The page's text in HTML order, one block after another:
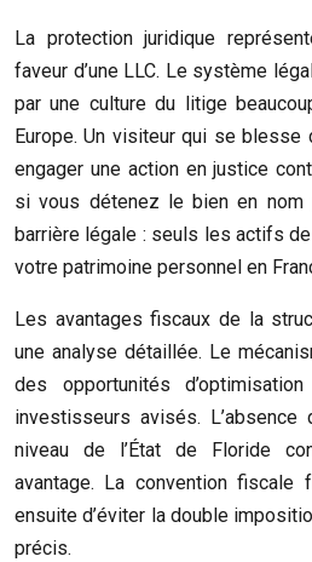
La protection juridique
faveur d’une LLC. Le système
par une culture du litige
Europe. Un visiteur qui se
engager une action en justice
si vous détenez le bien en nom
barrière légale : seuls les actifs
votre patrimoine personnel en
Les avantages fiscaux de la
une analyse détaillée. Le
des opportunités
investisseurs avisés. L’absence
niveau de l’État de Floride
avantage. La convention fiscale
ensuite d’éviter la double
précis.